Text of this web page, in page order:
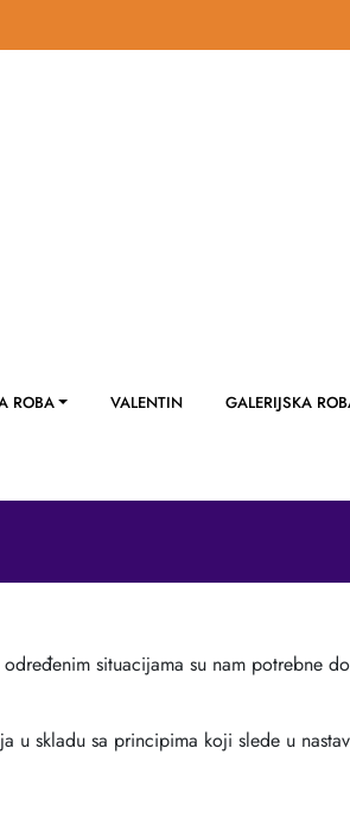
ROBA VALENTIN GALERIJSKA
situacijama su nam potrebne
u skladu sa principima koji slede u